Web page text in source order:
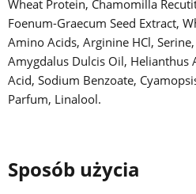
Wheat Protein, Chamomilla
Foenum-Graecum Seed Extract,
Amino Acids, Arginine HCl,
Amygdalus Dulcis Oil, Helianthus
Acid, Sodium Benzoate,
Parfum, Linalool.
Sposób użycia